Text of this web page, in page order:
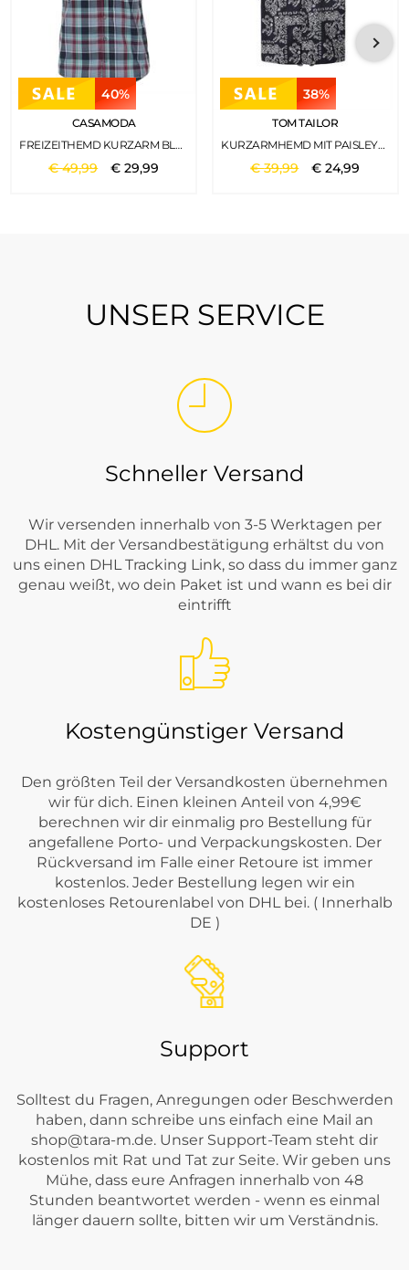
40%
CASAMODA
FREIZEITHEMD KURZARM BLAU
€49,99 €29,99
38%
TOM TAILOR
KURZARMHEMD MIT PAISLEYPRINT NAVY BIG PAISLEY DESIGN
€39,99 €24,99
UNSER SERVICE
Schneller Versand
Wir versenden innerhalb von 3-5 Werktagen per
DHL. Mit der Versandbestätigung erhältst du von
uns einen DHL Tracking Link, so dass du immer ganz
genau weißt, wo dein Paket ist und wann es bei dir
eintrifft
Kostengünstiger Versand
Den größten Teil der Versandkosten übernehmen
wir für dich. Einen kleinen Anteil von 4,99€
berechnen wir dir einmalig pro Bestellung für
angefallene Porto- und Verpackungskosten. Der
Rückversand im Falle einer Retoure ist immer
kostenlos. Jeder Bestellung legen wir ein
kostenloses Retourenlabel von DHL bei. ( Innerhalb
DE )
Support
Solltest du Fragen, Anregungen oder Beschwerden
haben, dann schreibe uns einfach eine Mail an
shop@tara-m.de. Unser Support-Team steht dir
kostenlos mit Rat und Tat zur Seite. Wir geben uns
Mühe, dass eure Anfragen innerhalb von 48
Stunden beantwortet werden - wenn es einmal
länger dauern sollte, bitten wir um Verständnis.